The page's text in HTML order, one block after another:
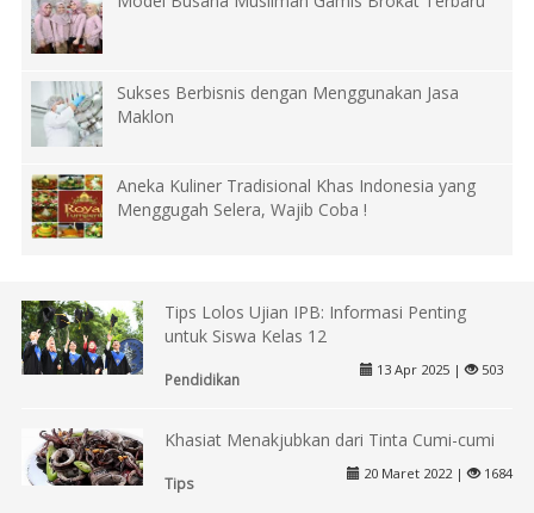
Sukses Berbisnis dengan Menggunakan Jasa
Maklon
Aneka Kuliner Tradisional Khas Indonesia yang
Menggugah Selera, Wajib Coba !
Tips Lolos Ujian IPB: Informasi Penting
untuk Siswa Kelas 12
Pendidikan
13 Apr 2025 | 503
Khasiat Menakjubkan dari Tinta Cumi-cumi
Tips
20 Maret 2022 | 1684